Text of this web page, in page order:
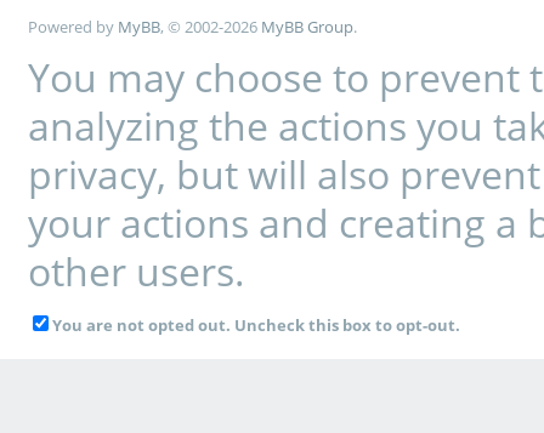
Powered by MyBB, © 2002-2026 MyBB Group.
You may choose to
analyzing the actions you
privacy, but will also
your actions and creating a
other users.
You are not opted out. Uncheck this box to opt-out.